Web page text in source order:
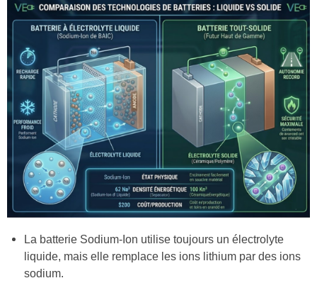
La batterie Sodium-Ion utilise toujours un électrolyte
liquide, mais elle remplace les ions lithium par des ions
sodium.